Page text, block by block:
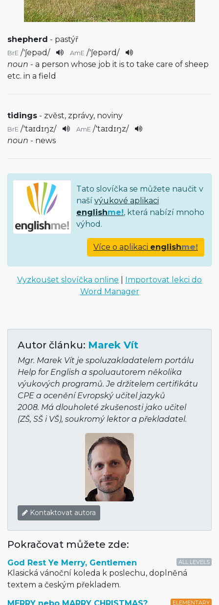
shepherd - pastýř
BrE /'ʃepəd/ AmE /'ʃepərd/
noun - a person whose job it is to take care of sheep
etc. in a field
tidings - zvěst, zprávy, noviny
BrE /'taɪdɪŋz/ AmE /'taɪdɪŋz/
noun - news
Tato slovíčka se můžete naučit v
naší výukové aplikaci
englishme!, která nabízí mnoho
výhod.
Více o aplikaci englishme!
Vyzkoušet slovíčka online
Importovat lekci do
Word Manager
Autor článku: Marek Vít
Mgr. Marek Vít je spoluzakladatelem portálu
Help for English a spoluautorem několika
výukových programů. Je držitelem certifikátu
CPE a ocenění Evropský učitel jazyků
2008. Má dlouholeté zkušenosti jako učitel
(ZŠ, SŠ i VŠ), soukromý lektor a překladatel.
Kontaktovat autora
Pokračovat můžete zde:
ALL LEVELS
God Rest Ye Merry, Gentlemen
Klasická vánoční koleda k poslechu, doplněná
textem a českým překladem.
ELEMENTARY